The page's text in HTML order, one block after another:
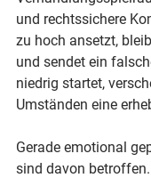
und rechtssichere
zu hoch ansetzt,
und sendet ein
niedrig startet,
Umständen eine
Gerade emotional
sind davon